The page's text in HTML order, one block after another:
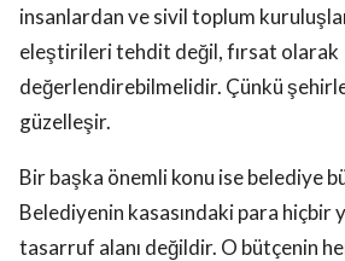
insanlardan ve sivil toplum
eleştirileri tehdit değil, fırsat olarak
değerlendirebilmelidir. Çünkü
güzelleşir.
Bir başka önemli konu ise belediye
Belediyenin kasasındaki para hiçbir
tasarruf alanı değildir. O bütçenin